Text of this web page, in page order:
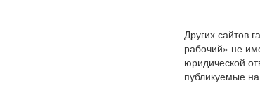
Других сайтов
рабочий» не
юридической
публикуемые